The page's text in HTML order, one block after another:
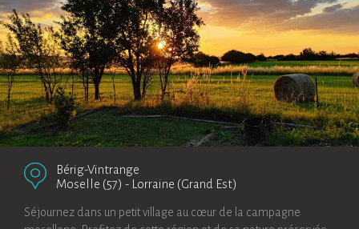
Bérig-Vintrange
Moselle (57) - Lorraine (Grand Est)
Séjournez dans un petit village au cœur de la campagne